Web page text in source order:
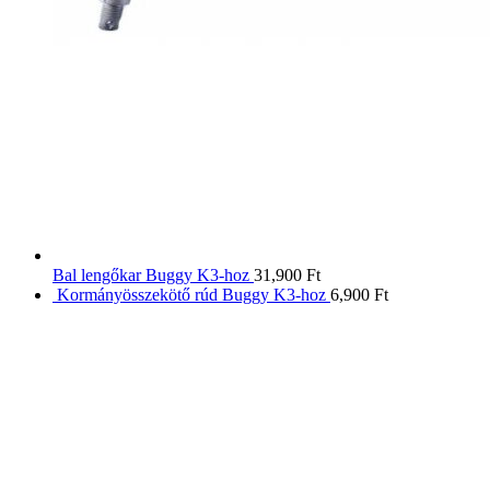
Bal lengőkar Buggy K3-hoz 31,900 Ft
Kormányösszekötő rúd Buggy K3-hoz 6,900 Ft